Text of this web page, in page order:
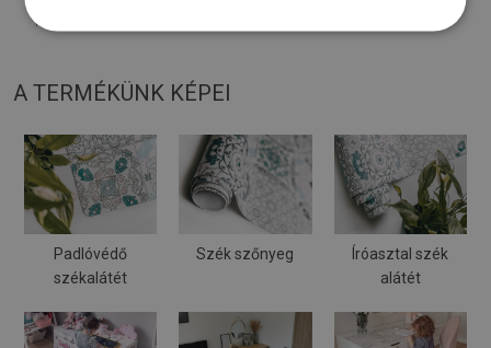
Puha felületre helyezve meghajolhat és elmozdulhat.
A TERMÉKÜNK KÉPEI
Padlóvédő
székalátét
Szék szőnyeg
Íróasztal szék
alátét